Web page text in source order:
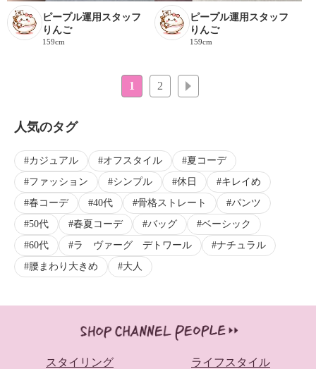
ピープル運用スタッフ
りんご
159cm
ピープル運用スタッフ
りんご
159cm
1 2
人気のタグ
カジュアル オフスタイル
夏コーデ
ファッション
シンプル 休日
キレイめ
春コーデ
40代 骨格ストレート
パンツ
50代
春夏コーデ バッグ
ベーシック
60代
ラ ヴァーグ デトワール
ナチュラル
腰まわり大きめ
大人
スタイリング ライフスタイル